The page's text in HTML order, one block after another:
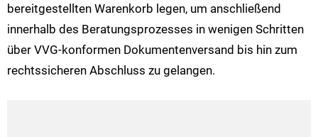
bereitgestellten Warenkorb legen, um anschließend
innerhalb des Beratungsprozesses in wenigen Schritten
über VVG-konformen Dokumentenversand bis hin zum
rechtssicheren Abschluss zu gelangen.